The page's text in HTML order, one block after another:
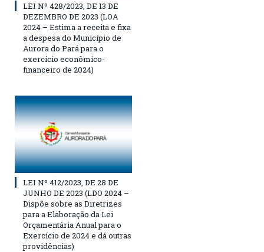
LEI Nº 428/2023, DE 13 DE
DEZEMBRO DE 2023 (LOA
2024 – Estima a receita e fixa
a despesa do Município de
Aurora do Pará para o
exercício econômico-
financeiro de 2024)
LEI Nº 412/2023, DE 28 DE
JUNHO DE 2023 (LDO 2024 –
Dispõe sobre as Diretrizes
para a Elaboração da Lei
Orçamentária Anual para o
Exercício de 2024 e dá outras
providências)